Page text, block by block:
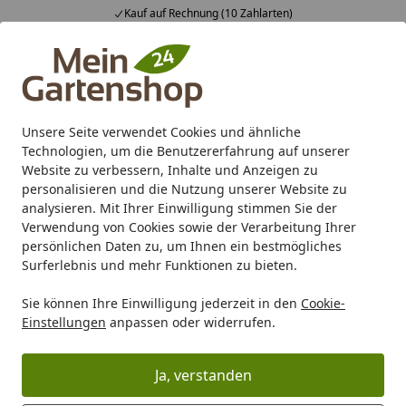
Unsere Seite verwendet Cookies und ähnliche
Technologien, um die Benutzererfahrung auf unserer
Website zu verbessern, Inhalte und Anzeigen zu
personalisieren und die Nutzung unserer Website zu
analysieren. Mit Ihrer Einwilligung stimmen Sie der
Verwendung von Cookies sowie der Verarbeitung Ihrer
persönlichen Daten zu, um Ihnen ein bestmögliches
Surferlebnis und mehr Funktionen zu bieten.
Sie können Ihre Einwilligung jederzeit in den Cookie-
Einstellungen anpassen oder widerrufen.
Ja, verstanden
Kauf auf Rechnung (10 Zahlarten)
Alle Produkte
Mein Konto
Suchen
Karibu Pools inkl. gratis Sandfilteranlage & Pool-
Starterset (Gesamtwert bis 468,99€)
Startseite
Freizeit Swimming Pool Zubehör für Pools
Einbauteile & Schläuche
Ihre Artikelübersicht